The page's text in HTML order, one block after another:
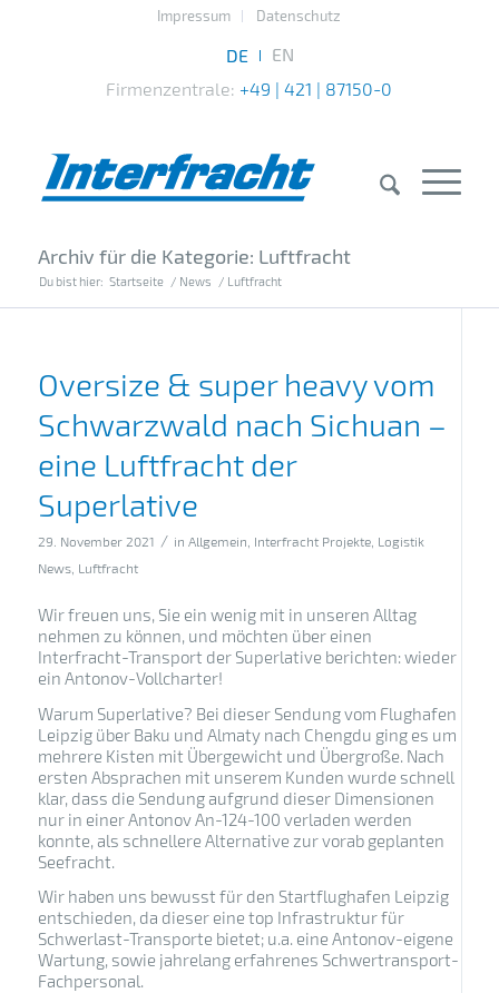
Impressum Datenschutz
Firmenzentrale: +49 | 421 | 87150-0
Archiv für die Kategorie: Luftfracht
Du bist hier: Startseite / News / Luftfracht
Oversize & super heavy vom
Schwarzwald nach Sichuan –
eine Luftfracht der
Superlative
29. November 2021 / in Allgemein Interfracht Projekte, Logistik
News, Luftfracht
Wir freuen uns, Sie ein wenig mit in unseren Alltag
nehmen zu können, und möchten über einen
Interfracht-Transport der Superlative berichten: wieder
ein Antonov-Vollcharter!
Warum Superlative? Bei dieser Sendung vom Flughafen
Leipzig über Baku und Almaty nach Chengdu ging es um
mehrere Kisten mit Übergewicht und Übergroße. Nach
ersten Absprachen mit unserem Kunden wurde schnell
klar, dass die Sendung aufgrund dieser Dimensionen
nur in einer Antonov An-124-100 verladen werden
konnte, als schnellere Alternative zur vorab geplanten
Seefracht.
Wir haben uns bewusst für den Startflughafen Leipzig
entschieden, da dieser eine top Infrastruktur für
Schwerlast-Transporte bietet; u.a. eine Antonov-eigene
Wartung, sowie jahrelang erfahrenes Schwertransport-
Fachpersonal.